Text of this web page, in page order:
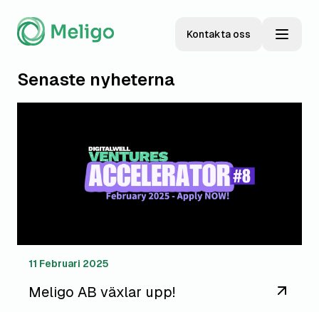
Kontakta oss
Senaste nyheterna
11 Februari 2025
Meligo AB växlar upp!